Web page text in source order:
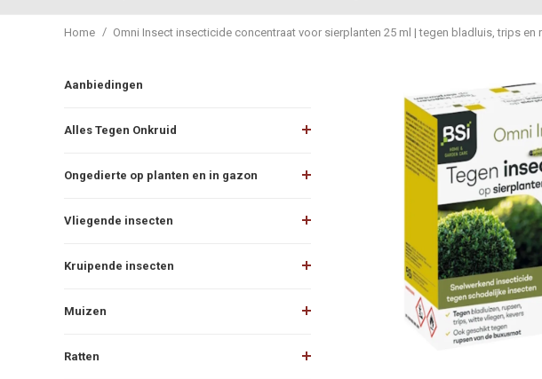
Home / Omni Insect insecticide concentraat voor sierplanten 25 ml | tegen bladluis, trips en
Aanbiedingen
Alles Tegen Onkruid
Ongedierte op planten en in gazon
Vliegende insecten
Kruipende insecten
Muizen
Ratten